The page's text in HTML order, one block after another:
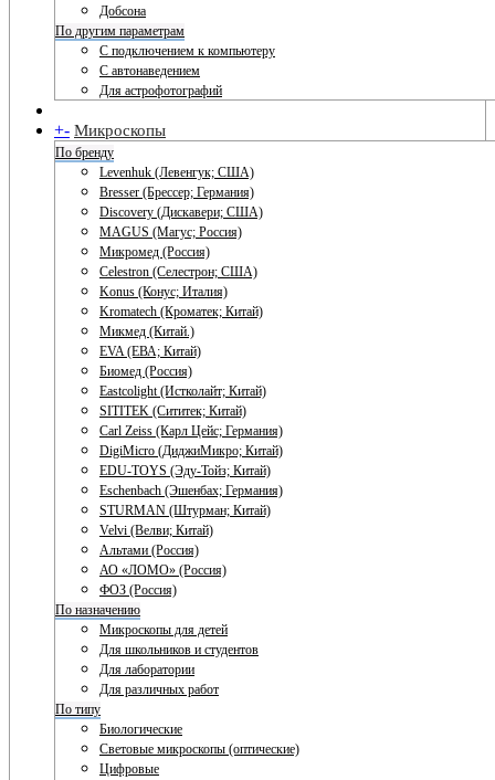
Добсона
По другим параметрам
С подключением к компьютеру
С автонаведением
Для астрофотографий
+- Микроскопы
По бренду
Levenhuk (Левенгук; США)
Bresser (Брессер; Германия)
Discovery (Дискавери; США)
MAGUS (Магус; Россия)
Микромед (Россия)
Celestron (Селестрон; США)
Konus (Конус; Италия)
Kromatech (Кроматек; Китай)
Микмед (Китай.)
EVA (ЕВА; Китай)
Биомед (Россия)
Eastcolight (Истколайт; Китай)
SITITEK (Сититек; Китай)
Carl Zeiss (Карл Цейс; Германия)
DigiMicro (ДиджиМикро; Китай)
EDU-TOYS (Эду-Тойз; Китай)
Eschenbach (Эшенбах; Германия)
STURMAN (Штурман; Китай)
Velvi (Велви; Китай)
Альтами (Россия)
АО «ЛОМО» (Россия)
ФОЗ (Россия)
По назначению
Микроскопы для детей
Для школьников и студентов
Для лаборатории
Для различных работ
По типу
Биологические
Световые микроскопы (оптические)
Цифровые